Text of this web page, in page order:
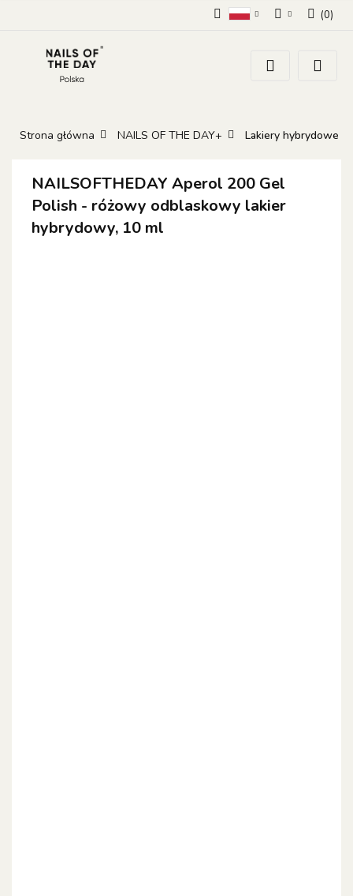
Zarejestruj się
(0)
Strona główna NAILS OF THE DAY+ Lakiery hybrydowe
NAILSOFTHEDAY Aperol 200 Gel
Polish - różowy odblaskowy lakier
hybrydowy, 10 ml